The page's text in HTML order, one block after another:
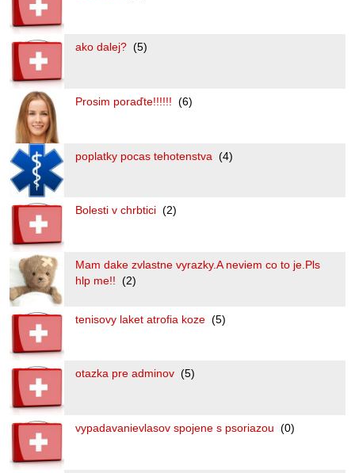
ako dalej? (5)
Prosim poraďte!!!!!! (6)
poplatky pocas tehotenstva (4)
Bolesti v chrbtici (2)
Mam dake zvlastne vyrazky.A neviem co to je.Pls
hlp me!! (2)
tenisovy laket atrofia koze (5)
otazka pre adminov (5)
vypadavanievlasov spojene s psoriazou (0)